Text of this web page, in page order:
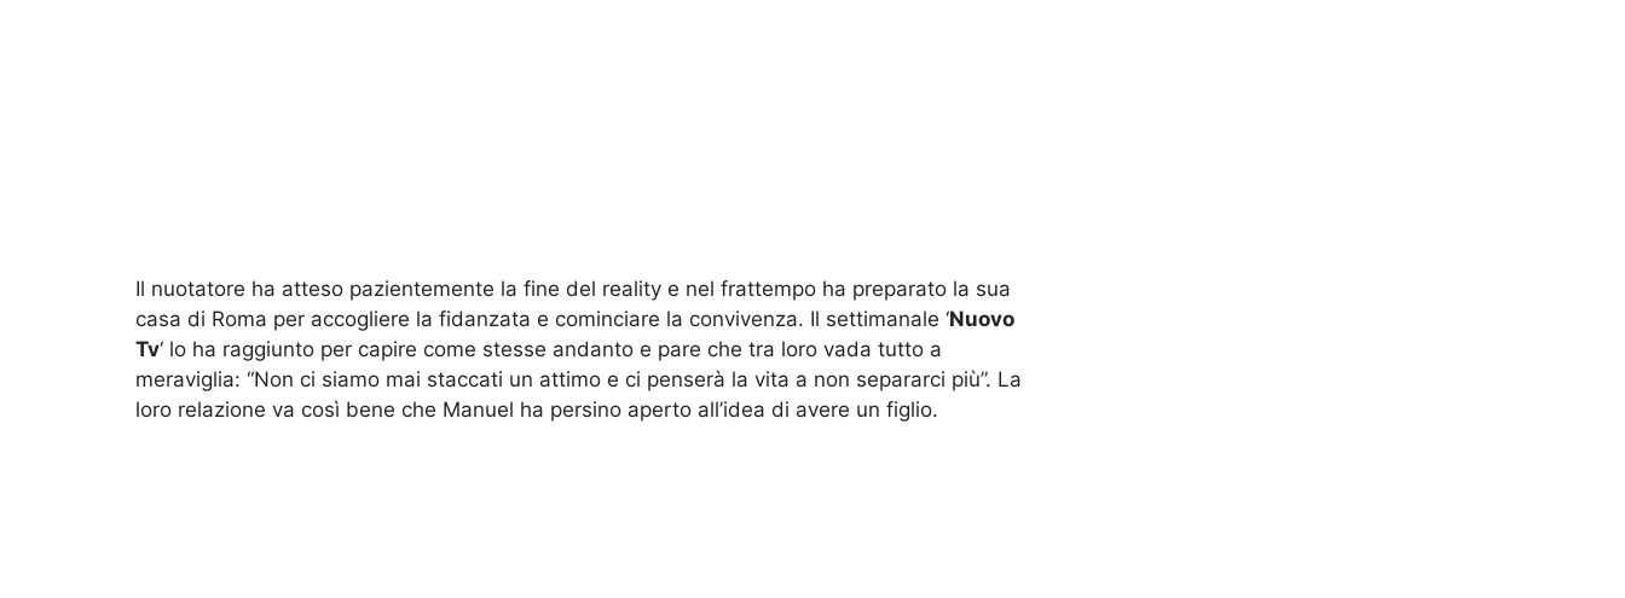
Il nuotatore ha atteso pazientemente la fine del reality e nel frattempo ha preparato la sua
casa di Roma per accogliere la fidanzata e cominciare la convivenza. Il settimanale ‘Nuovo
Tv‘ lo ha raggiunto per capire come stesse andanto e pare che tra loro vada tutto a
meraviglia: “Non ci siamo mai staccati un attimo e ci penserà la vita a non separarci più”. La
loro relazione va così bene che Manuel ha persino aperto all’idea di avere un figlio.